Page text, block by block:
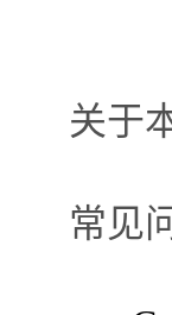
关于
常见